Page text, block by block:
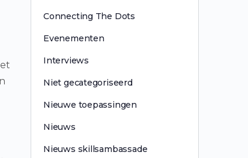
Connecting The Dots
Evenementen
Interviews
Niet gecategoriseerd
Nieuwe toepassingen
Nieuws
Nieuws skillsambassade